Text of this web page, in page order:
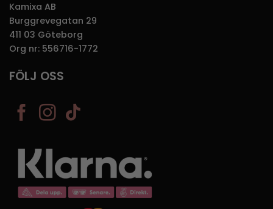
Kamixa AB
Burggrevegatan 29
411 03 Göteborg
Org nr: 556716-1772
FÖLJ OSS